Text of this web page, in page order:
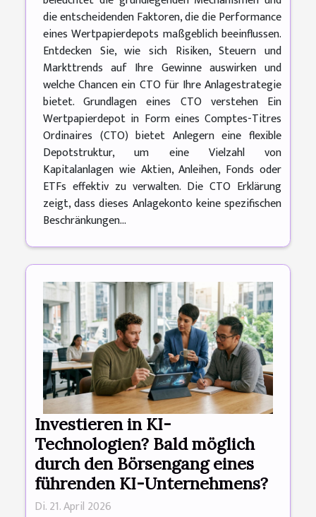
die entscheidenden Faktoren, die die Performance
eines Wertpapierdepots maßgeblich beeinflussen.
Entdecken Sie, wie sich Risiken, Steuern und
Markttrends auf Ihre Gewinne auswirken und
welche Chancen ein CTO für Ihre Anlagestrategie
bietet. Grundlagen eines CTO verstehen Ein
Wertpapierdepot in Form eines Comptes-Titres
Ordinaires (CTO) bietet Anlegern eine flexible
Depotstruktur, um eine Vielzahl von
Kapitalanlagen wie Aktien, Anleihen, Fonds oder
ETFs effektiv zu verwalten. Die CTO Erklärung
zeigt, dass dieses Anlagekonto keine spezifischen
Beschränkungen...
Investieren in KI-
Technologien? Bald möglich
durch den Börsengang eines
führenden KI-Unternehmens?
Di. 21. April 2026